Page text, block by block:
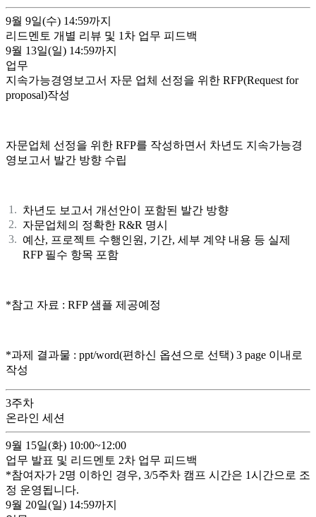
9월 9일(수) 14:59까지
리드멘토 개별 리뷰 및 1차 업무 피드백
9월 13일(일) 14:59까지
업무
지속가능경영보고서 자문 업체 선정을 위한 RFP(Request for
proposal)작성
자문업체 선정을 위한 RFP를 작성하면서 차년도 지속가능경
영보고서 발간 방향 수립
차년도 보고서 개선안이 포함된 발간 방향
자문업체의 정확한 R&R 명시
예산, 프로젝트 수행인원, 기간, 세부 계약 내용 등 실제
RFP 필수 항목 포함
*참고 자료 : RFP 샘플 제공예정
*과제 결과물 : ppt/word(편하신 옵션으로 선택) 3 page 이내로
작성
3주차
온라인 세션
9월 15일(화) 10:00~12:00
업무 발표 및 리드멘토 2차 업무 피드백
*참여자가 2명 이하인 경우, 3/5주차 캠프 시간은 1시간으로 조
정 운영됩니다.
9월 20일(일) 14:59까지